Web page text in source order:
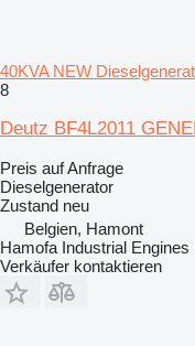
40KVA NEW
8
Deutz BF4L2011
Preis auf Anfrage
Dieselgenerator
Zustand neu
Belgien, Hamont
Hamofa Industrial Engines
Verkäufer kontaktieren